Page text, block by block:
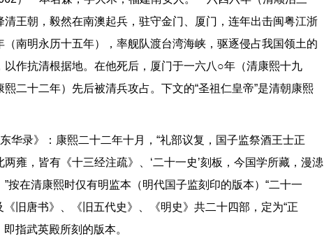
王朝，毅然在南澳起兵，驻守金门、厦门，连年出击闽粤江浙
南明永历十五年），率舰队渡台湾海峡，驱逐侵占我国领土的
作抗清根据地。在他死后，厦门于一六八○年（清康熙十九
二十二年）先后被清兵攻占。下文的“圣祖仁皇帝”是清朝康熙
华录》：康熙二十二年十月，“礼部议复，国子监祭酒王士正
两雍，皆有《十三经注疏》、‘二十一史’刻板，今国学所藏，漫漶
在清康熙时仅有明监本（明代国子监刻印的版本）“二十一
《旧唐书》、《旧五代史》、《明史》共二十四部，定为“正
即指武英殿所刻的版本。